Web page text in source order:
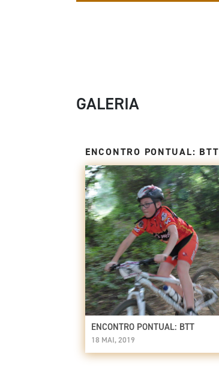
GALERIA
ENCONTRO PONTUAL: BTT
ENCONTRO PONTUAL: BTT
18 MAI, 2019